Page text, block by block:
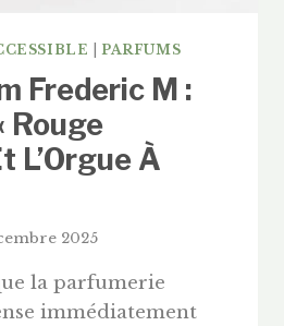
PARFUMS
Frederic M :
Rouge
L’Orgue À
2025
la parfumerie
immédiatement